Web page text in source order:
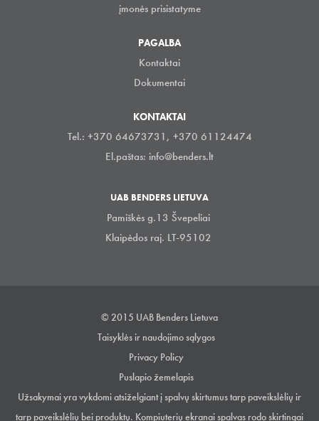
įmonės prisistatyme
PAGALBA
Kontaktai
Dokumentai
KONTAKTAI
Tel.: +370 64673731, +370 61124474
El.paštas: info@benders.lt
UAB BENDERS LIETUVA
Pamiškės g.13 Švepeliai
Klaipėdos raj. LT-95102
© 2015 UAB Benders Lietuva
Taisyklės ir naudojimo sąlygos
Privacy Policy
Puslapio žemelapis
Užsakymai yra vykdomi atsiželgiant į spalvų skirtumus tarp paveikslėlių ir
tarp paveikslėlių bei produktų. Kompiuterių ekranai spalvas rodo skirtingai